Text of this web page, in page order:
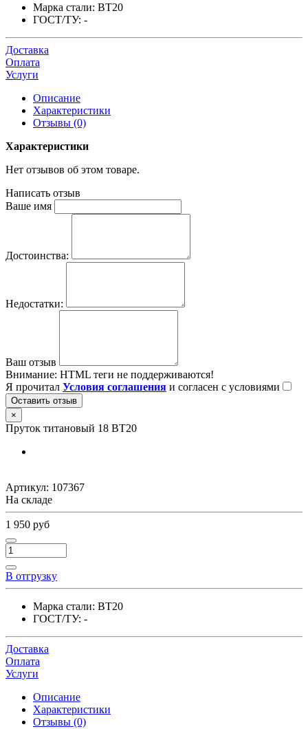
Марка стали: ВТ20
ГОСТ/ТУ: -
Доставка
Оплата
Услуги
Описание
Характеристики
Отзывы (0)
Характеристики
Нет отзывов об этом товаре.
Написать отзыв
Ваше имя
Достоинства:
Недостатки:
Ваш отзыв
Внимание: HTML теги не поддерживаются!
Я прочитал Условия соглашения и согласен с условиями
Оставить отзыв
×
Пруток титановый 18 ВТ20
Артикул: 107367
На складе
1 950 руб
В отгрузку
Марка стали: ВТ20
ГОСТ/ТУ: -
Доставка
Оплата
Услуги
Описание
Характеристики
Отзывы (0)